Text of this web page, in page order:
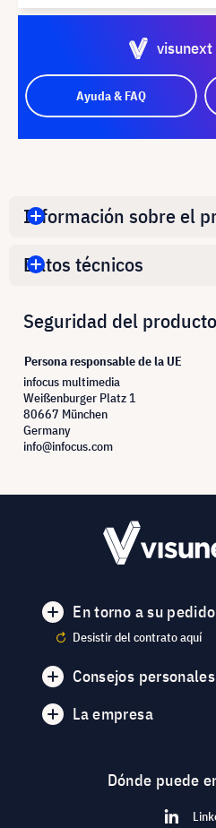
visunext
Ayuda & FAQ
Información sobre el
Datos técnicos
Seguridad del producto
Persona responsable de la UE
infocus multimedia
Weißenburger Platz 1
80667 München
Germany
info@infocus.com
En torno a su pedido
Desistir del contrato aquí
Consejos personales
La empresa
Dónde puede